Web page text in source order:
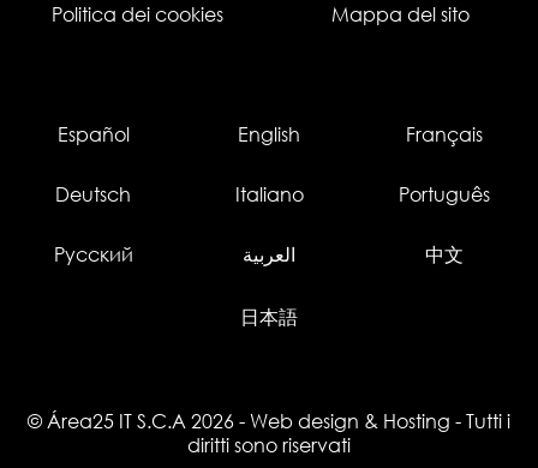
Politica dei cookies Mappa del sito
Español English Français
Deutsch Italiano Português
Русский العربية 中文
日本語
© Área25 IT S.C.A 2026 - Web design & Hosting - Tutti i
diritti sono riservati